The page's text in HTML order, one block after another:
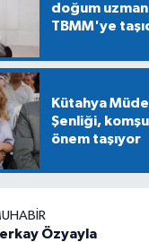
doğum
TBMM'ye
Kütahya
Şenliği,
önem taşıyor
Özyayla